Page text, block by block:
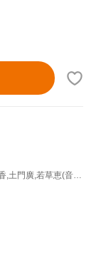
八手三郎(原作),正木蒼二,白鳥夕香,土門廣,若草恵(音楽)